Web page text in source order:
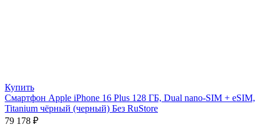
Купить
Смартфон Apple iPhone 16 Plus 128 ГБ, Dual nano-SIM + eSIM,
Titanium чёрный (черный) Без RuStore
79 178 ₽